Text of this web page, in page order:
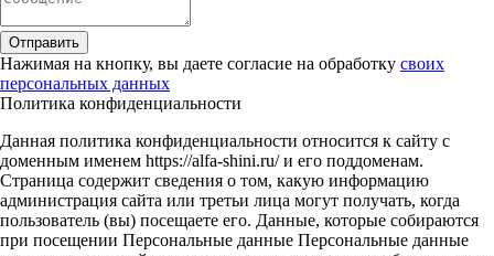
Отправить
Нажимая на кнопку, вы даете согласие на обработку своих
персональных данных
Политика конфиденциальности
Данная политика конфиденциальности относится к сайту с
доменным именем https://alfa-shini.ru/ и его поддоменам.
Страница содержит сведения о том, какую информацию
администрация сайта или третьи лица могут получать, когда
пользователь (вы) посещаете его. Данные, которые собираются
при посещении Персональные данные Персональные данные